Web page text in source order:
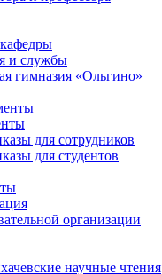
и службы
гимназия «Ольгино»
для сотрудников
для студентов
организации
научные чтения